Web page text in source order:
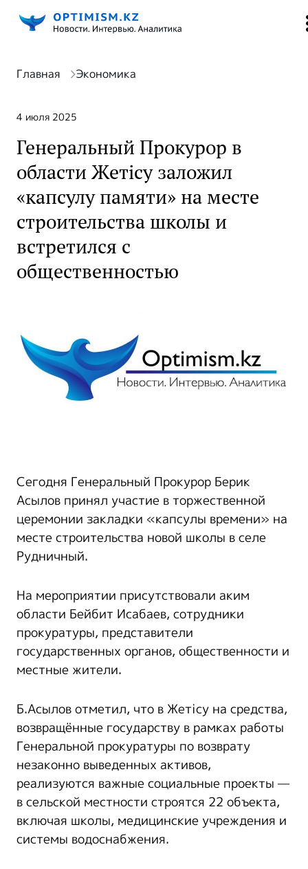
Главная Экономика
4 июля 2025
Генеральный Прокурор в
области Жетісу заложил
«капсулу памяти» на месте
строительства школы и
встретился с
общественностью
Сегодня Генеральный Прокурор Берик
Асылов принял участие в торжественной
церемонии закладки «капсулы времени» на
месте строительства новой школы в селе
Рудничный.
На мероприятии присутствовали аким
области Бейбит Исабаев, сотрудники
прокуратуры, представители
государственных органов, общественности и
местные жители.
Б.Асылов отметил, что в Жетісу на средства,
возвращённые государству в рамках работы
Генеральной прокуратуры по возврату
незаконно выведенных активов,
реализуются важные социальные проекты —
в сельской местности строятся 22 объекта,
включая школы, медицинские учреждения и
системы водоснабжения.